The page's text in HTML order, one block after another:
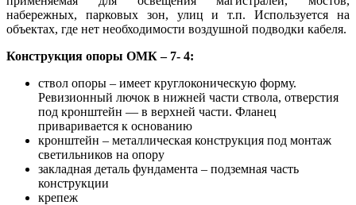
набережных, парковых зон, улиц и т.п. Используется на
объектах, где нет необходимости воздушной подводки кабеля.
Конструкция опоры ОМК – 7- 4:
ствол опоры – имеет круглоконическую форму.
Ревизионный лючок в нижней части ствола, отверстия
под кронштейн — в верхней части. Фланец
приваривается к основанию
кронштейн – металлическая конструкция под монтаж
светильников на опору
закладная деталь фундамента – подземная часть
конструкции
крепеж